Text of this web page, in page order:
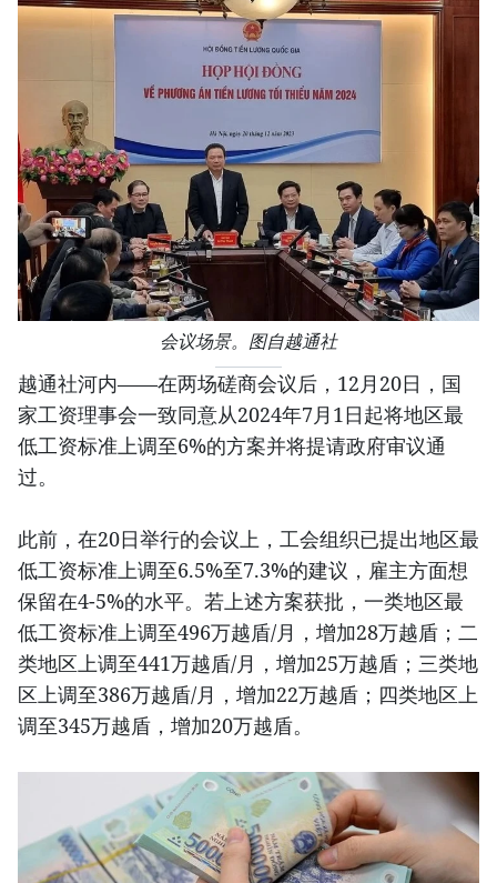
会议场景。图自越通社
越通社河内——在两场磋商会议后，12月20日，国
家工资理事会一致同意从2024年7月1日起将地区最
低工资标准上调至6%的方案并将提请政府审议通
过。
此前，在20日举行的会议上，工会组织已提出地区最
低工资标准上调至6.5%至7.3%的建议，雇主方面想
保留在4-5%的水平。若上述方案获批，一类地区最
低工资标准上调至496万越盾/月，增加28万越盾；二
类地区上调至441万越盾/月，增加25万越盾；三类地
区上调至386万越盾/月，增加22万越盾；四类地区上
调至345万越盾，增加20万越盾。